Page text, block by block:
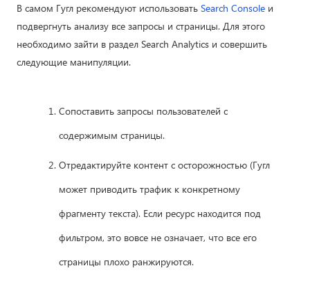
В самом Гугл рекомендуют использовать Search Console и
подвергнуть анализу все запросы и страницы. Для этого
необходимо зайти в раздел Search Analytics и совершить
следующие манипуляции.
Сопоставить запросы пользователей с
содержимым страницы.
Отредактируйте контент с осторожностью (Гугл
может приводить трафик к конкретному
фрагменту текста). Если ресурс находится под
фильтром, это вовсе не означает, что все его
страницы плохо ранжируются.